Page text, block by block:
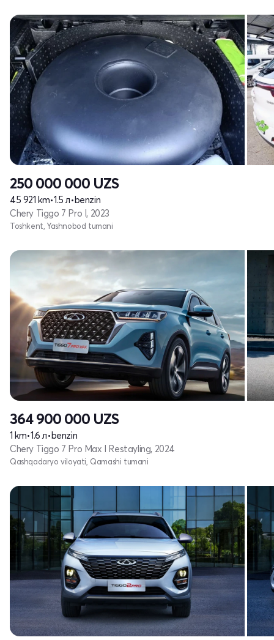
250 000 000 UZS
45 921 km•1.5 л• benzin
Chery Tiggo 7 Pro I, 2023
Toshkent, Yashnobod tumani
364 900 000 UZS
1 km•1.6 л• benzin
Chery Tiggo 7 Pro Max I Restayling, 2024
Qashqadaryo viloyati, Qamashi tumani